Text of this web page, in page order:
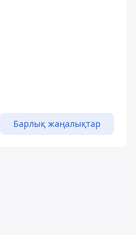
Барлық жаңалықтар